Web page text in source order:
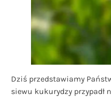
Dziś przedstawiamy
siewu kukurydzy przypadł